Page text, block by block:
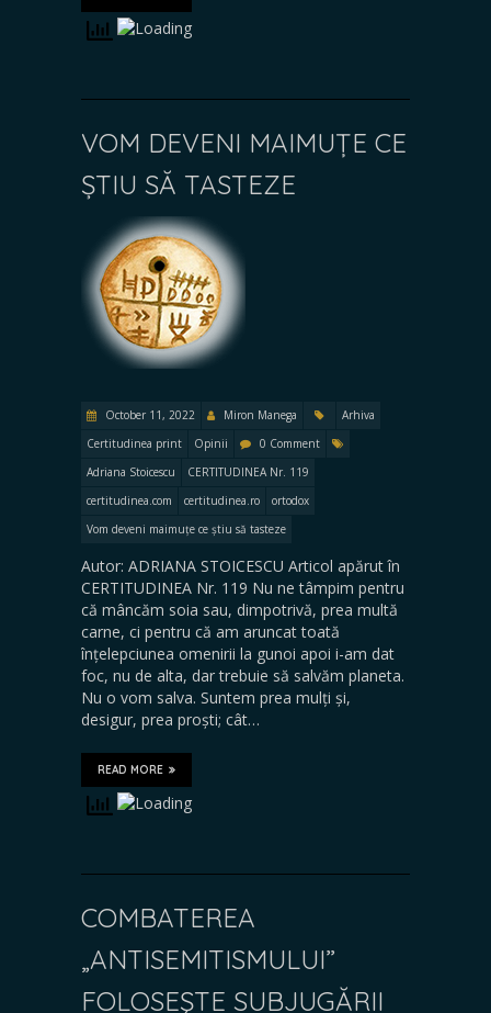
VOM DEVENI MAIMUȚE CE
ȘTIU SĂ TASTEZE
October 11, 2022 Miron Manega
Arhiva
Certitudinea print
Opinii
0 Comment
Adriana Stoicescu
CERTITUDINEA Nr. 119
certitudinea.com
certitudinea.ro
ortodox
Vom deveni maimuțe ce știu să tasteze
Autor: ADRIANA STOICESCU Articol apărut în
CERTITUDINEA Nr. 119 Nu ne tâmpim pentru
că mâncăm soia sau, dimpotrivă, prea multă
carne, ci pentru că am aruncat toată
înțelepciunea omenirii la gunoi apoi i-am dat
foc, nu de alta, dar trebuie să salvăm planeta.
Nu o vom salva. Suntem prea mulți și,
desigur, prea proști; cât…
READ MORE
COMBATEREA
„ANTISEMITISMULUI”
FOLOSEŞTE SUBJUGĂRII